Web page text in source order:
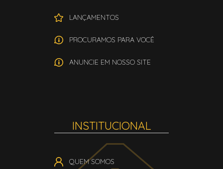
LANÇAMENTOS
PROCURAMOS PARA VOCÊ
ANUNCIE EM NOSSO SITE
INSTITUCIONAL
QUEM SOMOS